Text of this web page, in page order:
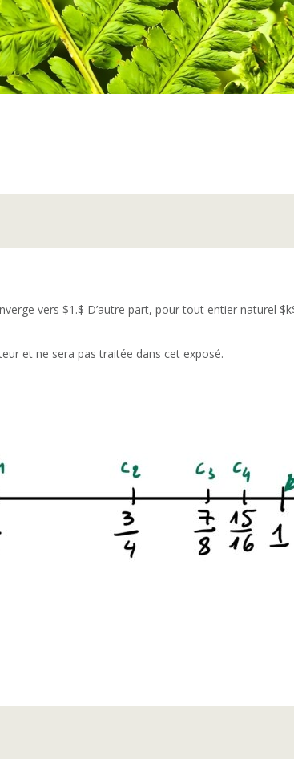
vers $1.$ D’autre part, pour tout entier naturel
et ne sera pas traitée dans cet exposé.